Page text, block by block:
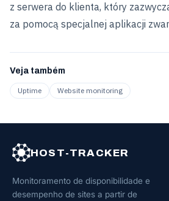
z serwera do klienta, który
za pomocą specjalnej aplikacji
Veja também
Uptime Website monitoring
HOST-TRACKER
Monitoramento de disponibilidade e
desempenho de sites a partir de